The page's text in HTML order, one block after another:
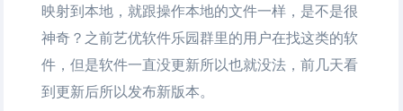
映射到本地，就跟操作本地的文件一样，是不是很
神奇？之前艺优软件乐园群里的用户在找这类的软
件，但是软件一直没更新所以也就没法，前几天看
到更新后所以发布新版本。